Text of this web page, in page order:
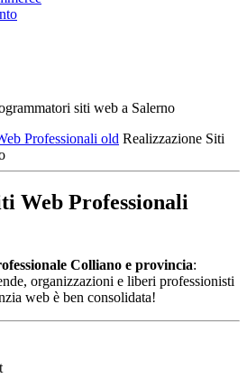
siti web a Salerno
Professionali old Realizzazione Siti
Web Professionali
Colliano e provincia:
organizzazioni e liberi professionisti
web è ben consolidata!